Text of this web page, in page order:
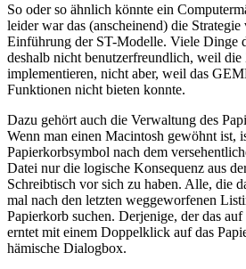
So oder so ähnlich könnte ein
leider war das (anscheinend) die
Einführung der ST-Modelle. Viele Dinge
deshalb nicht benutzerfreundlich, weil die
implementieren, nicht aber, weil das
Funktionen nicht bieten konnte.
Dazu gehört auch die Verwaltung des
Wenn man einen Macintosh gewöhnt ist,
Papierkorbsymbol nach dem
Datei nur die logische Konsequenz aus
Schreibtisch vor sich zu haben. Alle, die
mal nach den letzten weggeworfenen
Papierkorb suchen. Derjenige, der das
erntet mit einem Doppelklick auf das
hämische Dialogbox.